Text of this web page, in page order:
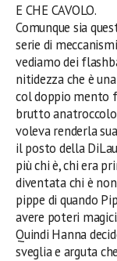
E CHE CAVOLO.
Comunque sia
serie di
vediamo dei
nitidezza che è
col doppio mento
brutto
voleva renderla
il posto della
più chi è, chi era
diventata chi è
pippe di quando
avere poteri magici.
Quindi Hanna
sveglia e arguta